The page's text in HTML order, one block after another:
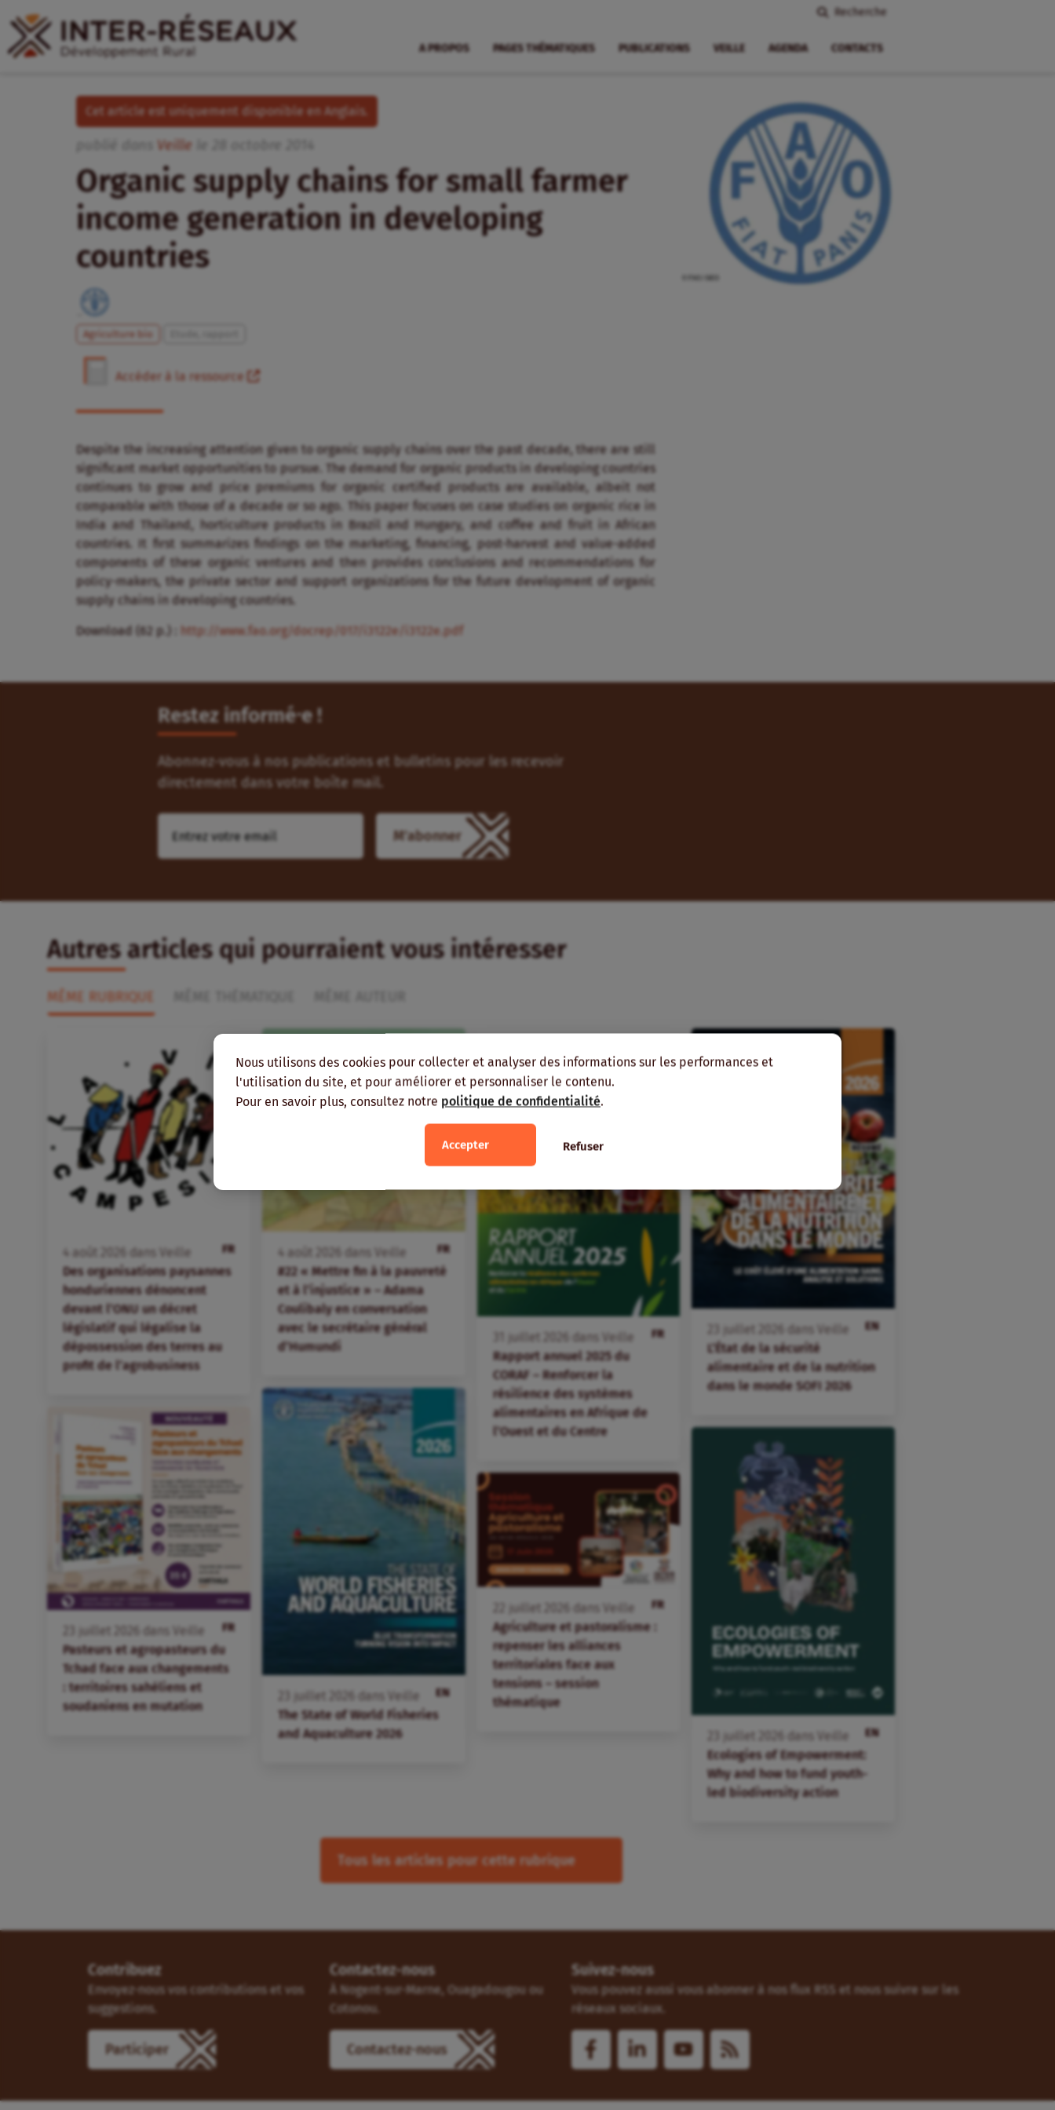
Nous utilisons des cookies pour collecter et analyser des informations sur les performances et
l'utilisation du site, et pour améliorer et personnaliser le contenu.
Pour en savoir plus, consultez notre politique de confidentialité.
Accepter Refuser
Recherche
A PROPOS PAGES THÉMATIQUES PUBLICATIONS VEILLE AGENDA CONTACTS
Cet article est uniquement disponible en Anglais.
Veille
Organic supply chains for small farmer
income generation in developing
countries
Agriculture bio
Accéder à la ressource
Despite the increasing attention given to organic supply chains over the past decade, there are still
significant market opportunities to pursue. The demand for organic products in developing countries
continues to grow and price premiums for organic certified products are available, albeit not
comparable with those of a decade or so ago. This paper focuses on case studies on organic rice in
India and Thailand, horticulture products in Brazil and Hungary, and coffee and fruit in African
countries. It first summarizes findings on the marketing, financing, post-harvest and value-added
components of these organic ventures and then provides conclusions and recommendations for
policy-makers, the private sector and support organizations for the future development of organic
supply chains in developing countries.
Download (62 p.) : http://www.fao.org/docrep/017/i3122e/i3122e.pdf
Restez informé⸱e !
Abonnez-vous à nos publications et bulletins pour les recevoir
directement dans votre boîte mail.
M'abonner
Autres articles qui pourraient vous intéresser
MÊME RUBRIQUE
FR
4 août dans
Veille
Des organisations paysannes
honduriennes dénoncent
devant l’ONU un décret
législatif qui légalise la
dépossession des terres au
profit de l’agrobusiness
FR
4 août dans
Veille
#22 « Mettre fin à la pauvreté
et à l’injustice » – Adama
Coulibaly en conversation
avec le secrétaire général
d’Humundi
FR
juillet dans
Veille
Rapport annuel 2025 du
CORAF – Renforcer la
résilience des systèmes
alimentaires en Afrique de
l’Ouest et du Centre
EN
juillet dans
Veille
L’État de la sécurité
alimentaire et de la nutrition
dans le monde SOFI 2026
EN
juillet dans
Veille
The State of World Fisheries
and Aquaculture 2026
FR
juillet dans
Veille
Pasteurs et agropasteurs du
Tchad face aux changements
: territoires sahéliens et
soudaniens en mutation
EN
juillet dans
Veille
Ecologies of Empowerment:
Why and how to fund youth-
led biodiversity action
FR
juillet dans
Veille
Agriculture et pastoralisme :
repenser les alliances
territoriales face aux
tensions – session
thématique
Tous les articles pour cette rubrique
Contribuez
Envoyez-nous vos contributions et vos
suggestions.
Participer
Contactez-nous
À Nogent-sur-Marne, Ouagadougou ou
Cotonou.
Contactez-nous
Suivez-nous
Vous pouvez aussi vous abonner à nos flux RSS et nous suivre sur les
réseaux sociaux.